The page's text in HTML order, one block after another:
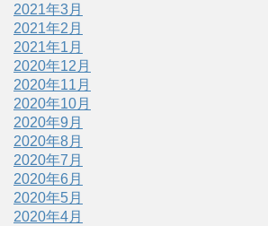
2021年3月
2021年2月
2021年1月
2020年12月
2020年11月
2020年10月
2020年9月
2020年8月
2020年7月
2020年6月
2020年5月
2020年4月